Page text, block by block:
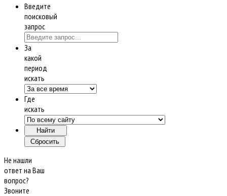
Введите
поисковый
запрос
За
какой
период
искать
Где
искать
Не нашли
ответ на Ваш
вопрос?
Звоните